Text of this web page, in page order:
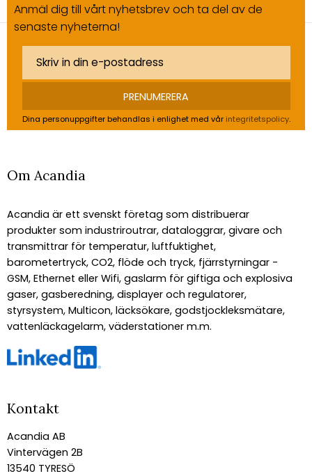
Anmäl dig till vårt nyhetsbrev och ta del av de
senaste nyheterna!
PRENUMERERA
Dina personuppgifter behandlas i enlighet med vår integritetspolicy.
Om Acandia
Acandia är ett svenskt företag som distribuerar
produkter som industriroutrar, dataloggrar, givare och
transmittrar för temperatur, luftfuktighet,
barometertryck, CO2, flöde och tryck, fjärrstyrningar -
GSM, Ethernet eller Wifi, gaslarm för giftiga och explosiva
gaser, gasberedning, displayer och regulatorer,
styrsystem, Multicon, läcksökare, godstjockleksmätare,
vattenläckagelarm, väderstationer m.m.
Kontakt
Acandia AB
Vintervägen 2B
13540 TYRESÖ